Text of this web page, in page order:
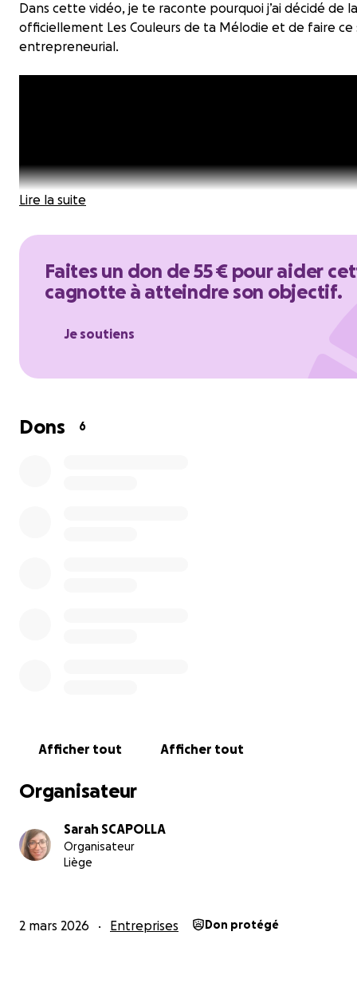
Dans cette vidéo, je te raconte pourquoi j’ai décidé de
officiellement Les Couleurs de ta Mélodie et de faire ce
entrepreneurial.
Si cette aventure te touche, tu peux soutenir le projet
---------------------------------------------------
Durant des années, j’ai cru que la sécurité venait d’un
Lire la suite
Faites un don de 55 € pour aider
cagnotte à atteindre son objectif.
Je soutiens
Dons 6
Afficher tout Afficher tout
Organisateur
Sarah SCAPOLLA
Organisateur
Liège
2 mars 2026 Entreprises Don protégé